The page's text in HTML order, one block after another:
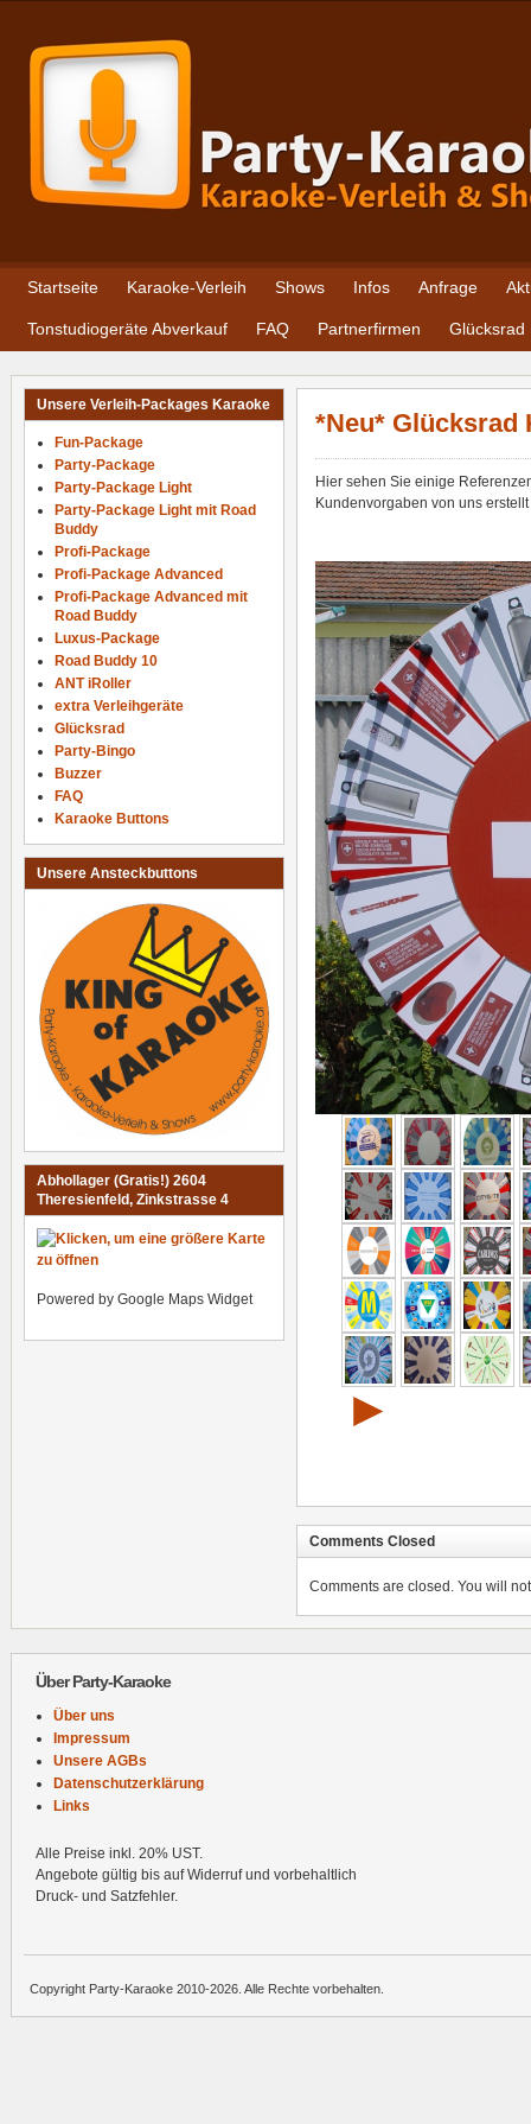
Startseite Karaoke-Verleih Shows Infos Anfrage
Tonstudiogeräte Abverkauf FAQ Partnerfirmen Glücksrad
*Neu* Glücksrad
Hier sehen Sie einige
Kundenvorgaben von uns
►
Comments Closed
Comments are closed. You will
Unsere Verleih-Packages Karaoke
Fun-Package
Party-Package
Party-Package Light
Party-Package Light mit Road
Buddy
Profi-Package
Profi-Package Advanced
Profi-Package Advanced mit
Road Buddy
Luxus-Package
Road Buddy 10
ANT iRoller
extra Verleihgeräte
Glücksrad
Party-Bingo
Buzzer
FAQ
Karaoke Buttons
Unsere Ansteckbuttons
Abhollager (Gratis!) 2604
Theresienfeld, Zinkstrasse 4
Powered by Google Maps Widget
Über Party-Karaoke
Über uns
Impressum
Unsere AGBs
Datenschutzerklärung
Links
Alle Preise inkl. 20% UST.
Angebote gültig bis auf Widerruf und vorbehaltlich
Druck- und Satzfehler.
Copyright Party-Karaoke 2010-2026. Alle Rechte vorbehalten.